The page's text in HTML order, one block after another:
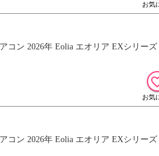
コン 2026年 Eolia エオリア EXシリー
コン 2026年 Eolia エオリア EXシリー